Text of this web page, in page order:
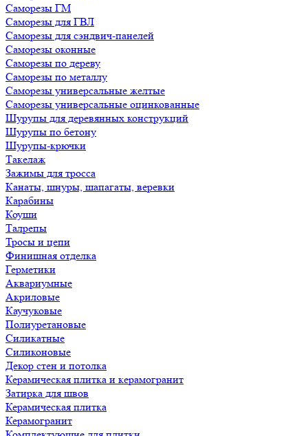
Саморезы ГМ
Саморезы для ГВЛ
Саморезы для сэндвич-панелей
Саморезы оконные
Саморезы по дереву
Саморезы по металлу
Саморезы универсальные желтые
Саморезы универсальные оцинкованные
Шурупы для деревянных конструкций
Шурупы по бетону
Шурупы-крючки
Такелаж
Зажимы для тросса
Канаты, шнуры, шапагаты, веревки
Карабины
Коуши
Талрепы
Тросы и цепи
Финишная отделка
Герметики
Аквариумные
Акриловые
Каучуковые
Полиуретановые
Силикатные
Силиконовые
Декор стен и потолка
Керамическая плитка и керамогранит
Затирка для швов
Керамическая плитка
Керамогранит